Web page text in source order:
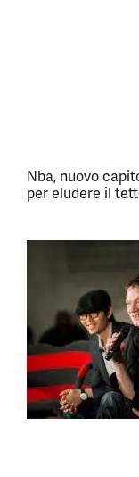
Nba, nuovo
per eludere il